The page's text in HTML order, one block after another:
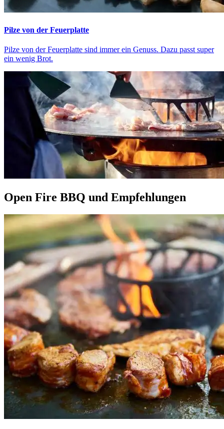
Pilze von der Feuerplatte
Pilze von der Feuerplatte sind immer ein Genuss. Dazu passt super
ein wenig Brot.
Open Fire BBQ und Empfehlungen